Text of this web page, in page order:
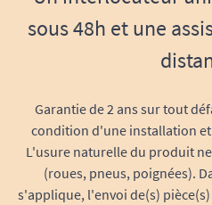
sous 48h et une
Garantie de 2 ans sur tout
condition d'une installation
L'usure naturelle du produit
(roues, pneus, poignées).
s'applique, l'envoi de(s)